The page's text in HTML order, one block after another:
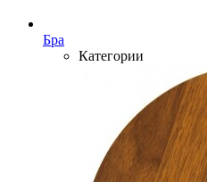
Бра
Категории